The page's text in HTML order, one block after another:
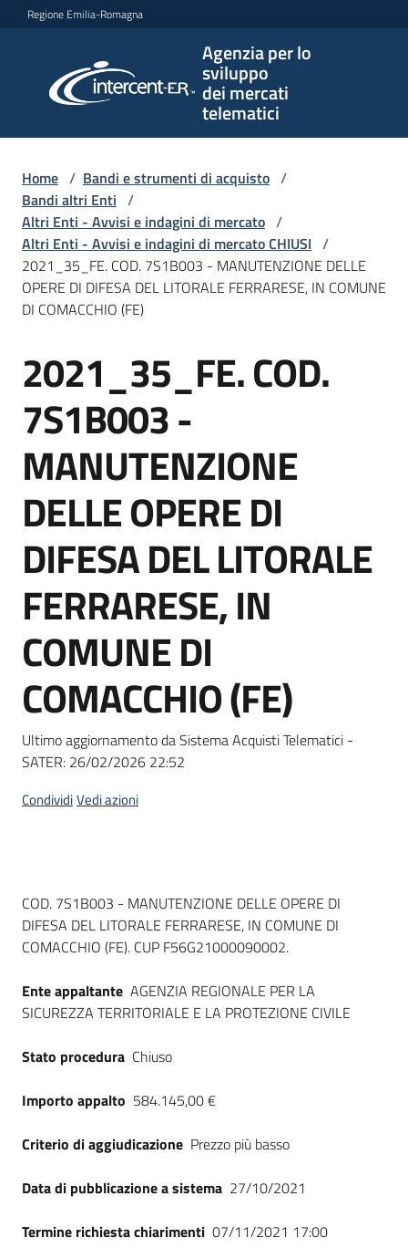
Vai al contenuto
Vai alla navigazione
Vai al footer
Regione Emilia-Romagna
Agenzia per lo
sviluppo
dei mercati
telematici
per lo
sviluppo
telematici
L'Agenzia
e
strumenti
acquisto
Supporto
Piattaforme
telematiche
site
Home / Bandi e strumenti di acquisto /
Bandi altri Enti /
Altri Enti - Avvisi e indagini di mercato /
Altri Enti - Avvisi e indagini di mercato CHIUSI /
2021_35_FE. COD. 7S1B003 - MANUTENZIONE DELLE
OPERE DI DIFESA DEL LITORALE FERRARESE, IN COMUNE
DI COMACCHIO (FE)
Salta al contenuto
2021_35_FE. COD.
7S1B003 -
MANUTENZIONE
DELLE OPERE DI
DIFESA DEL LITORALE
FERRARESE, IN
COMUNE DI
COMACCHIO (FE)
Ultimo aggiornamento da Sistema Acquisti Telematici -
SATER: 26/02/2026 22:52
CondividiVedi azioni
Dati del bando
COD. 7S1B003 - MANUTENZIONE DELLE OPERE DI
DIFESA DEL LITORALE FERRARESE, IN COMUNE DI
COMACCHIO (FE). CUP F56G21000090002.
Ente appaltante AGENZIA REGIONALE PER LA
SICUREZZA TERRITORIALE E LA PROTEZIONE CIVILE
Stato procedura Chiuso
Importo appalto 584.145,00 €
Criterio di aggiudicazione Prezzo più basso
Data di pubblicazione a sistema 27/10/2021
Termine richiesta chiarimenti 07/11/2021 17:00